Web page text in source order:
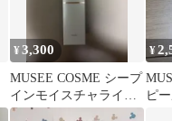
¥3,300
MUSEE COSME シープ
インモイスチャライジ
ングローション
¥
ピ